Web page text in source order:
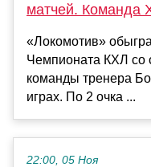
матчей. Команда
«Локомотив»
Чемпионата КХЛ со
команды тренера
играх. По 2 очка ...
22:00, 05 Ноя